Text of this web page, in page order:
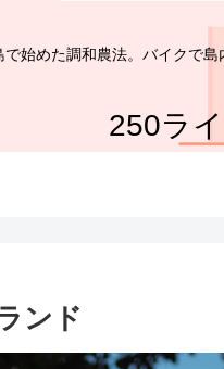
始めた調和農法。バイクで
250ラ
ンド